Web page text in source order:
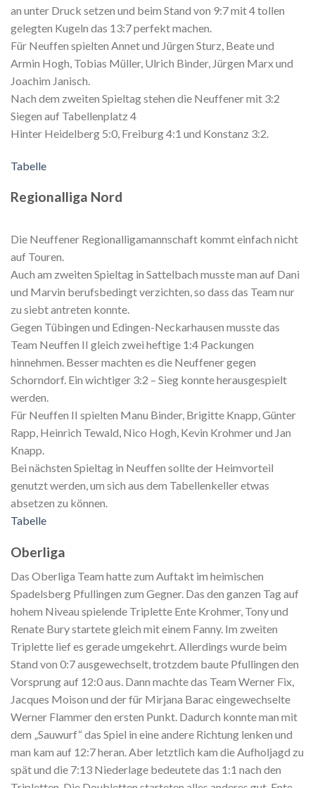
an unter Druck setzen und beim Stand von 9:7 mit 4 tollen
gelegten Kugeln das 13:7 perfekt machen.
Für Neuffen spielten Annet und Jürgen Sturz, Beate und
Armin Hogh, Tobias Müller, Ulrich Binder, Jürgen Marx und
Joachim Janisch.
Nach dem zweiten Spieltag stehen die Neuffener mit 3:2
Siegen auf Tabellenplatz 4
Hinter Heidelberg 5:0, Freiburg 4:1 und Konstanz 3:2.
Tabelle
Regionalliga Nord
Die Neuffener Regionalligamannschaft kommt einfach nicht
auf Touren.
Auch am zweiten Spieltag in Sattelbach musste man auf Dani
und Marvin berufsbedingt verzichten, so dass das Team nur
zu siebt antreten konnte.
Gegen Tübingen und Edingen-Neckarhausen musste das
Team Neuffen II gleich zwei heftige 1:4 Packungen
hinnehmen. Besser machten es die Neuffener gegen
Schorndorf. Ein wichtiger 3:2 – Sieg konnte herausgespielt
werden.
Für Neuffen II spielten Manu Binder, Brigitte Knapp, Günter
Rapp, Heinrich Tewald, Nico Hogh, Kevin Krohmer und Jan
Knapp.
Bei nächsten Spieltag in Neuffen sollte der Heimvorteil
genutzt werden, um sich aus dem Tabellenkeller etwas
absetzen zu können.
Tabelle
Oberliga
Das Oberliga Team hatte zum Auftakt im heimischen
Spadelsberg Pfullingen zum Gegner. Das den ganzen Tag auf
hohem Niveau spielende Triplette Ente Krohmer, Tony und
Renate Bury startete gleich mit einem Fanny. Im zweiten
Triplette lief es gerade umgekehrt. Allerdings wurde beim
Stand von 0:7 ausgewechselt, trotzdem baute Pfullingen den
Vorsprung auf 12:0 aus. Dann machte das Team Werner Fix,
Jacques Moison und der für Mirjana Barac eingewechselte
Werner Flammer den ersten Punkt. Dadurch konnte man mit
dem „Sauwurf“ das Spiel in eine andere Richtung lenken und
man kam auf 12:7 heran. Aber letztlich kam die Aufholjagd zu
spät und die 7:13 Niederlage bedeutete das 1:1 nach den